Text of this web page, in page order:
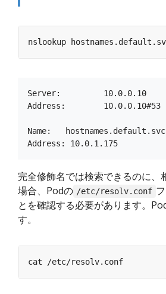
Server:         10.0.0.10
Address:        10.0.0.10#53
Name:
完全修飾名では検索できるのに、
場合、Podの /etc/resolv.conf
とを確認する必要があります。
す。